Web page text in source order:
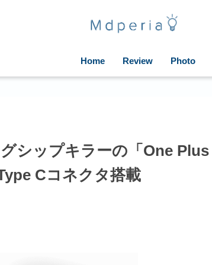
Home Review Photo
シップキラーの「One Plus
Cコネクタ搭載